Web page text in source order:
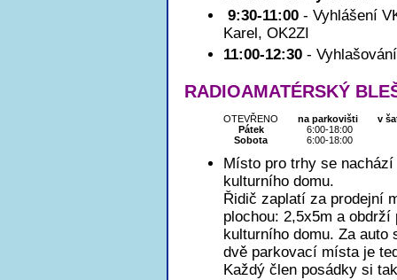
9:30-11:00 - Vyhlášení
Karel, OK2ZI
11:00-12:30 -
RADIOAMATÉRSKÝ
OTEVŘENO na parkovišti
v
Pátek
6:00-18:00
Sobota
6:00-18:00
Místo pro trhy se
kulturního domu.
Řidič zaplatí za prodejní
plochou: 2,5x5m a
kulturního domu. Za auto
dvě parkovací místa je
Každý člen posádky si